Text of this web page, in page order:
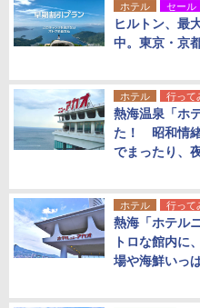
ホテル セール
ヒルトン、最
中。東京・京
ホテル 行って
熱海温泉「ホ
た！ 昭和情
でまったり、
ホテル 行って
熱海「ホテル
トロな館内に
場や海鮮いっ